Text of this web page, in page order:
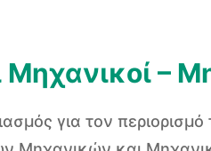
–
για τον